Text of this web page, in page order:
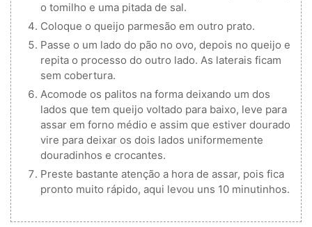
o tomilho e uma pitada de sal.
Coloque o queijo parmesão em outro prato.
Passe o um lado do pão no ovo, depois no queijo e
repita o processo do outro lado. As laterais ficam
sem cobertura.
Acomode os palitos na forma deixando um dos
lados que tem queijo voltado para baixo, leve para
assar em forno médio e assim que estiver dourado
vire para deixar os dois lados uniformemente
douradinhos e crocantes.
Preste bastante atenção a hora de assar, pois fica
pronto muito rápido, aqui levou uns 10 minutinhos.